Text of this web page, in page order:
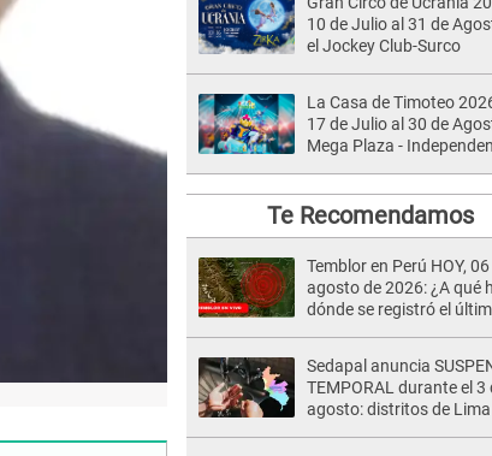
10 de Julio al 31 de
el Jockey Club-Surco
La Casa de Timoteo
17 de Julio al 30 de
Mega Plaza -
Te Recomendamos
Temblor en Perú HOY,
agosto de 2026: ¿A qué
dónde se registró el
Sedapal anuncia
TEMPORAL durante el 3
agosto: distritos de